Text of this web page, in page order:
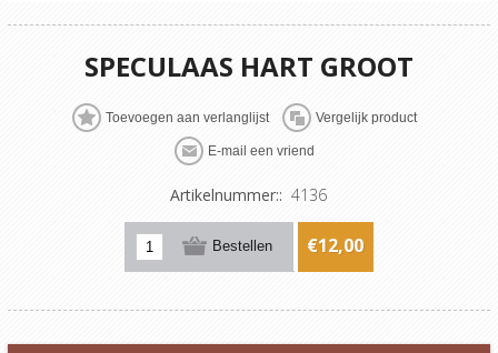
SPECULAAS HART GROOT
Artikelnummer:: 4136
€12,00